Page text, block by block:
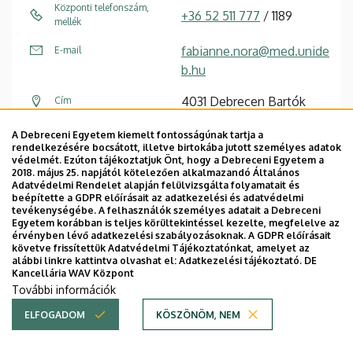
Központi telefonszám,
mellék
+36 52 511 777 / 1189
E-mail
fabianne.nora@med.unide
b.hu
Cím
4031 Debrecen Bartók
Épület, emelet, szobaszám
Központi épület, 6.
emelet, 6031 (iroda)
Weboldal
Oldalszámozás
oldal
OldalOldalOldal
5
Következő
oldal
Utolsó
oldal
A Debreceni Egyetem kiemelt fontosságúnak tartja a
rendelkezésére bocsátott, illetve birtokába jutott személyes adatok
védelmét. Ezúton tájékoztatjuk Önt, hogy a Debreceni Egyetem a
2018. május 25. napjától kötelezően alkalmazandó Általános
Adatvédelmi Rendelet alapján felülvizsgálta folyamatait és
beépítette a GDPR előírásait az adatkezelési és adatvédelmi
tevékenységébe. A felhasználók személyes adatait a Debreceni
Egyetem korábban is teljes körültekintéssel kezelte, megfelelve az
érvényben lévő adatkezelési szabályozásoknak. A GDPR előírásait
követve frissítettük Adatvédelmi Tájékoztatónkat, amelyet az
alábbi linkre kattintva olvashat el: Adatkezelési tájékoztató. DE
Kancellária WAV Központ
További információk
ELFOGADOM KÖSZÖNÖM, NEM